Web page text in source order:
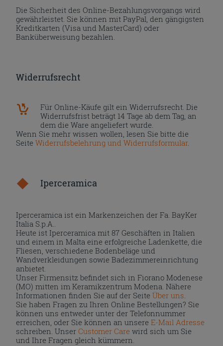
Die Sicherheit des Online-Bezahlungsvorgangs wird
gewährleistet. Sie können mit PayPal, den gängigsten
Kreditkarten (Visa und MasterCard) oder
Banküberweisung bezahlen.
Widerrufsrecht
Für Online-Käufe gilt ein Widerrufsrecht. Die
Widerrufsfrist beträgt 14 Tage ab dem Tag, an
dem die Ware angeliefert wurde.
Wenn Sie mehr wissen wollen, lesen Sie bitte die
SeiteWiderrufsbelehrung und Widerrufsformular.
Iperceramica
Iperceramica ist ein Markenzeichen der Fa. BayKer
Italia S.p.A..
Heute ist Iperceramica mit 87 Geschäften in Italien
und einem in Malta eine erfolgreiche Ladenkette, die
Fliesen, verschiedene Bodenbeläge und
Wandverkleidungen sowie Badezimmereinrichtung
anbietet.
Unser Firmensitz befindet sich in Fiorano Modenese
(MO) mitten im Keramikzentrum Modena. Nähere
Informationen finden Sie auf der Seite Über uns.
Sie haben Fragen zu Ihren Online Bestellungen? Sie
können uns entweder unter der Telefonnummer
erreichen, oder Sie können an unsereE-Mail Adresse
schreiben. UnserCustomer Care wird sich um Sie
und Ihre Fragen gleich kümmern.